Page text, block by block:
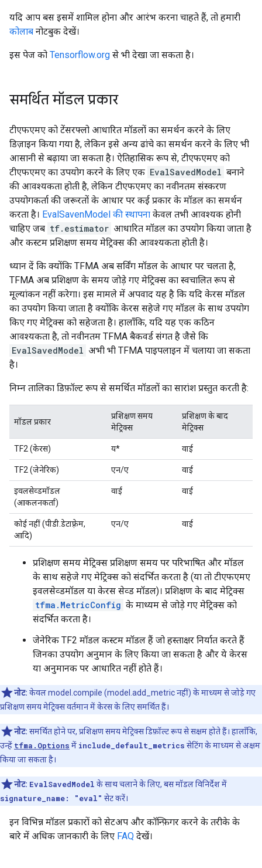
यदि आप बस इसमें शामिल होना और आरंभ करना चाहते हैं, तो हमारी
कोलाब नोटबुक देखें।
इस पेज को Tensorflow.org से भी देखा जा सकता है।
समर्थित मॉडल प्रकार
टीएफएमए को टेंसरफ्लो आधारित मॉडलों का समर्थन करने के लिए
डिज़ाइन किया गया है, लेकिन इसे अन्य ढांचे का समर्थन करने के लिए भी
आसानी से बढ़ाया जा सकता है। ऐतिहासिक रूप से, टीएफएमए को
टीएफएमए का उपयोग करने के लिए एक EvalSavedModel बनाने
की आवश्यकता होती है, लेकिन टीएफएमए का नवीनतम संस्करण
उपयोगकर्ता की जरूरतों के आधार पर कई प्रकार के मॉडल का समर्थन
करता है। EvalSavenModel की स्थापना केवल तभी आवश्यक होनी
चाहिए जब tf.estimator आधारित मॉडल का उपयोग किया जाता है
और कस्टम प्रशिक्षण समय मेट्रिक्स की आवश्यकता होती है।
ध्यान दें कि क्योंकि TFMA अब सर्विंग मॉडल के आधार पर चलता है,
TFMA अब प्रशिक्षण के समय जोड़े गए मेट्रिक्स का स्वचालित रूप से
मूल्यांकन नहीं करेगा। इस मामले में अपवाद यह है कि यदि केरस मॉडल
का उपयोग किया जाता है क्योंकि केरस सहेजे गए मॉडल के साथ उपयोग
किए गए मेट्रिक्स को सहेजता है। हालाँकि, यदि यह एक कठिन
आवश्यकता है, तो नवीनतम TFMA बैकवर्ड संगत है जैसे कि
EvalSavedModel अभी भी TFMA पाइपलाइन में चलाया जा सकता
है।
निम्न तालिका डिफ़ॉल्ट रूप से समर्थित मॉडलों का सारांश प्रस्तुत करती है:
मॉडल प्रकार
प्रशिक्षण समय
मेट्रिक्स
प्रशिक्षण के बाद
मेट्रिक्स
TF2 (केरस) य* वाई
TF2 (जेनेरिक) एन/ए वाई
इवलसेव्डमॉडल
(आकलनकर्ता)
वाई वाई
कोई नहीं (पीडी.डेटाफ़्रेम,
आदि)
एन/ए वाई
प्रशिक्षण समय मेट्रिक्स प्रशिक्षण समय पर परिभाषित और मॉडल
के साथ सहेजे गए मेट्रिक्स को संदर्भित करता है (या तो टीएफएमए
इवलसेव्डमॉडल या केरस सेव्ड मॉडल)। प्रशिक्षण के बाद मेट्रिक्स
tfma.MetricConfig के माध्यम से जोड़े गए मेट्रिक्स को
संदर्भित करता है।
जेनेरिक TF2 मॉडल कस्टम मॉडल हैं जो हस्ताक्षर निर्यात करते हैं
जिनका उपयोग अनुमान के लिए किया जा सकता है और ये केरस
या अनुमानक पर आधारित नहीं होते हैं।
नोट: केवल model.compile (model.add_metric नहीं) के माध्यम से जोड़े गए
प्रशिक्षण समय मेट्रिक्स वर्तमान में केरस के लिए समर्थित हैं।
नोट: समर्थित होने पर, प्रशिक्षण समय मेट्रिक्स डिफ़ॉल्ट रूप से सक्षम होते हैं। हालाँकि,
उन्हें tfma.Options में include_default_metrics सेटिंग के माध्यम से अक्षम
किया जा सकता है।
नोट: EvalSavedModel के साथ चलाने के लिए, बस मॉडल विनिर्देश में
signature_name: "eval" सेट करें।
इन विभिन्न मॉडल प्रकारों को सेटअप और कॉन्फ़िगर करने के तरीके के
बारे में अधिक जानकारी के लिए FAQ देखें।